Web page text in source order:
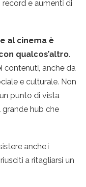
record e aumenti di
al cinema è
qualcos’altro.
contenuti, anche da
e culturale. Non
punto di vista
hub che
anche i
a ritagliarsi un